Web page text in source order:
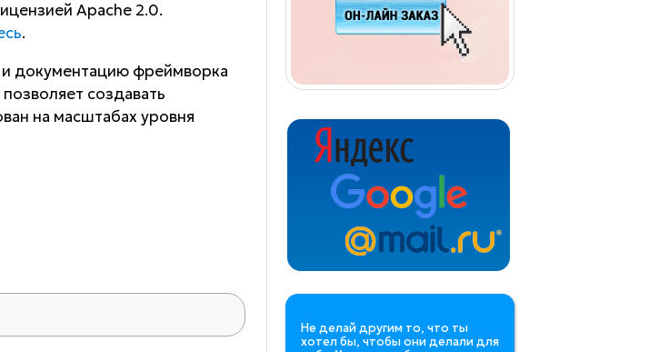
Apache 2.0.
.
документацию фреймворка
создавать
на масштабах уровня
Не делай другим то, что ты
хотел бы, чтобы они делали для